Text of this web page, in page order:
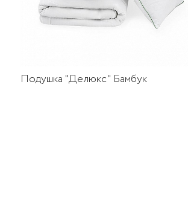
Подушка "Делюкс" Бамбук